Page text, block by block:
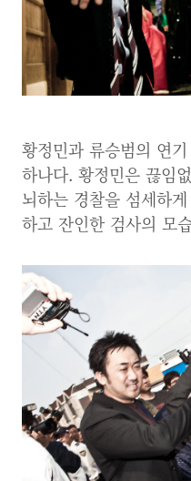
황정민과 류승범의 연
하나다. 황정민은 끊임
뇌하는 경찰을 섬세하
하고 잔인한 검사의 모